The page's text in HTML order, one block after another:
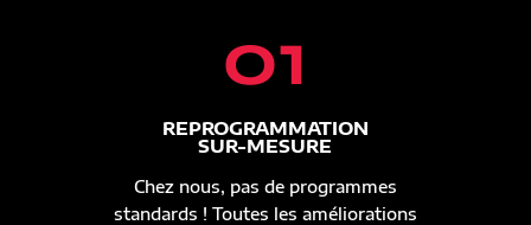
01
REPROGRAMMATION
SUR-MESURE
Chez nous, pas de programmes
standards ! Toutes les améliorations